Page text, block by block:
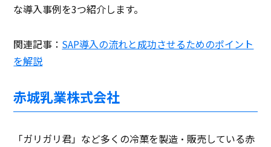
な導入事例を3つ紹介します。
関連記事： SAP導入の流れと成功させるためのポイント
を解説
赤城乳業株式会社
「ガリガリ君」など多くの冷菓を製造・販売している赤